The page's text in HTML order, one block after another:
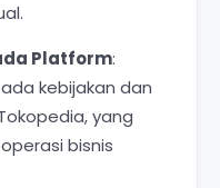
Platform:
kebijakan dan
yang
bisnis